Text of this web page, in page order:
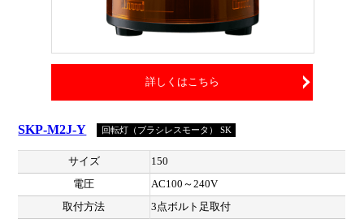
詳しくはこちら
SKP-M2J-Y 回転灯（ブラシレスモータ） SK
サイズ
150
電圧
AC100～240V
取付方法
3点ボルト足取付